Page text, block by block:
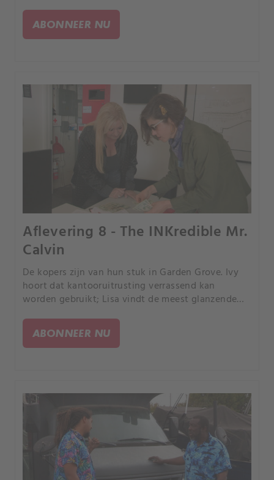
ABONNEER NU
Aflevering 8 - The INKredible Mr.
Calvin
De kopers zijn van hun stuk in Garden Grove. Ivy
hoort dat kantooruitrusting verrassend kan
worden gebruikt; Lisa vindt de meest glanzende
kast jaagt, ontdekt de ware betekenis van een
eikel zijn.
ABONNEER NU